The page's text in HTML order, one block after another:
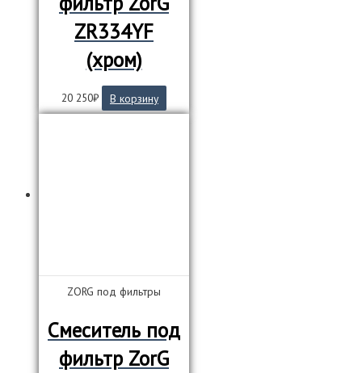
ZR334YF
(хром)
20 250₽ В корзину
ZORG под фильтры
Смеситель под
фильтр ZorG